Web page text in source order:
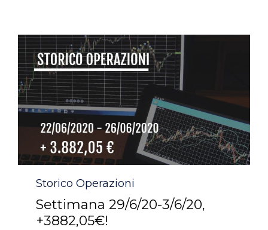
Category
Storico Operazioni
Settimana 29/6/20-3/6/20,
+3882,05€!